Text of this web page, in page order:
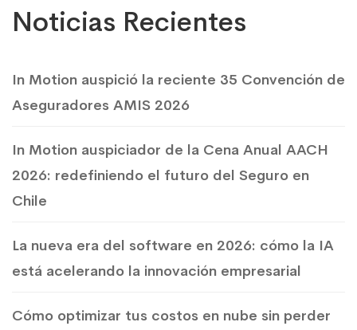
Noticias Recientes
In Motion auspició la reciente 35 Convención de
Aseguradores AMIS 2026
In Motion auspiciador de la Cena Anual AACH
2026: redefiniendo el futuro del Seguro en
Chile
La nueva era del software en 2026: cómo la IA
está acelerando la innovación empresarial
Cómo optimizar tus costos en nube sin perder